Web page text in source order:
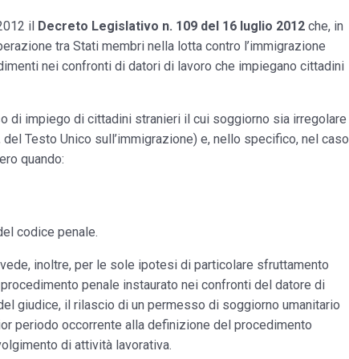
il Decreto Legislativo n. 109 del 16 luglio 2012 che, in
tra Stati membri nella lotta contro l’immigrazione
nei confronti di datori di lavoro che impiegano cittadini
di impiego di cittadini stranieri il cui soggiorno sia irregolare
Testo Unico sull’immigrazione) e, nello specifico, nel caso
quando:
codice penale.
inoltre, per le sole ipotesi di particolare sfruttamento
penale instaurato nei confronti del datore di
giudice, il rilascio di un permesso di soggiorno umanitario
periodo occorrente alla definizione del procedimento
di attività lavorativa.